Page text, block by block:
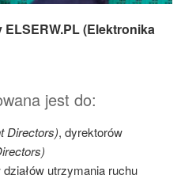
(Elektronika
jest do:
Directors), dyrektorów
utrzymania ruchu